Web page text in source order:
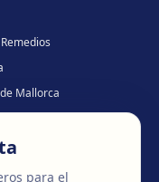
Mallorca
· Famalicão
para el